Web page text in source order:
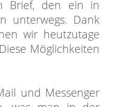
Brief, den ein in
unterwegs. Dank
wir heutzutage
Möglichkeiten
und Messenger